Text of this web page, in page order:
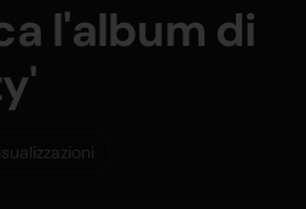
l'album di